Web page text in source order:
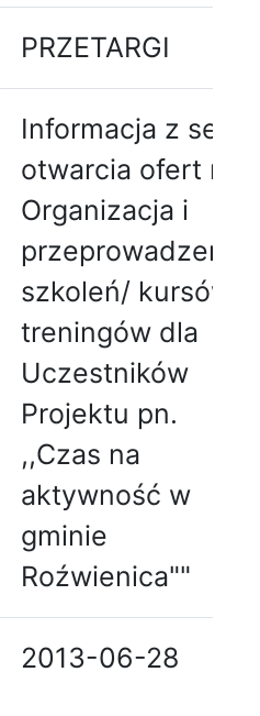
PRZETARGI
Informacja z sesji
otwarcia ofert na
Organizacja i
przeprowadzenie
szkoleń/ kursów/
treningów dla
Uczestników
Projektu pn.
,,Czas na
aktywność w
gminie
Roźwienica""
2013-06-28